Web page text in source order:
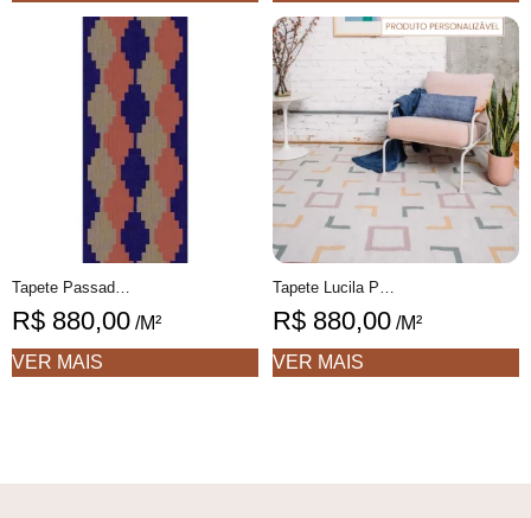
Tapete Passadeira Tomie 1 Geométrico feito à mão, 100% algodão reciclado
R$ 880,00 /M²
VER MAIS
Tapete Lucila Personalizável Desenhado feito à mão, 100% algodão reciclado
R$ 880,00 /M²
VER MAIS